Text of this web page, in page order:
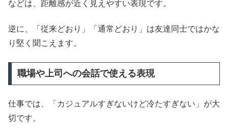
などは、距離感が近く見えやすい表現です。
逆に、「従来どおり」「通常どおり」は友達同士ではかな
り堅く聞こえます。
職場や上司への会話で使える表現
仕事では、「カジュアルすぎないけど冷たすぎない」が大
切です。